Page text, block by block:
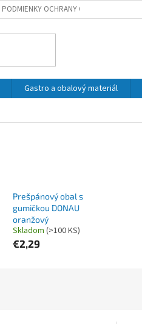
PODMIENKY OCHRANY OSOBNÝCH ÚDAJOV
Gastro a obalový materiál
Prešpánový obal s
gumičkou DONAU
oranžový
Skladom (>100 KS)
€2,29